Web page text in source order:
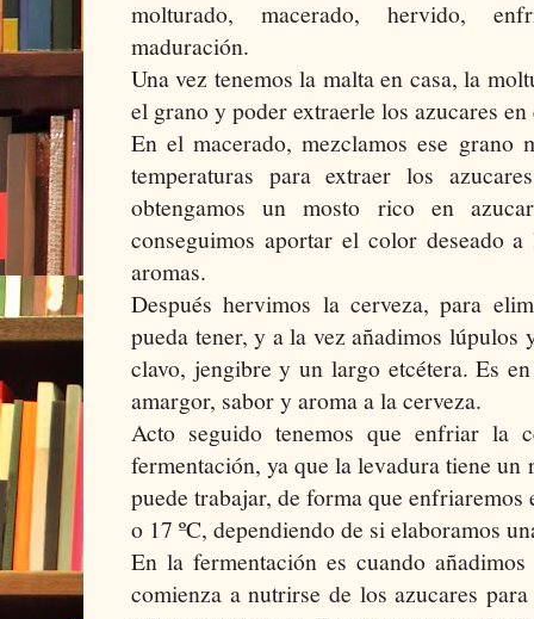
molturado, macerado, hervido,
maduración.
Una vez tenemos la malta en casa, la
el grano y poder extraerle los azucares
En el macerado, mezclamos ese grano
temperaturas para extraer los
obtengamos un mosto rico en
conseguimos aportar el color deseado
aromas.
Después hervimos la cerveza, para
pueda tener, y a la vez añadimos lúpulos
clavo, jengibre y un largo etcétera. Es
amargor, sabor y aroma a la cerveza.
Acto seguido tenemos que enfriar la
fermentación, ya que la levadura tiene un
puede trabajar, de forma que
o 17 ºC, dependiendo de si elaboramos
En la fermentación es cuando
comienza a nutrirse de los azucares